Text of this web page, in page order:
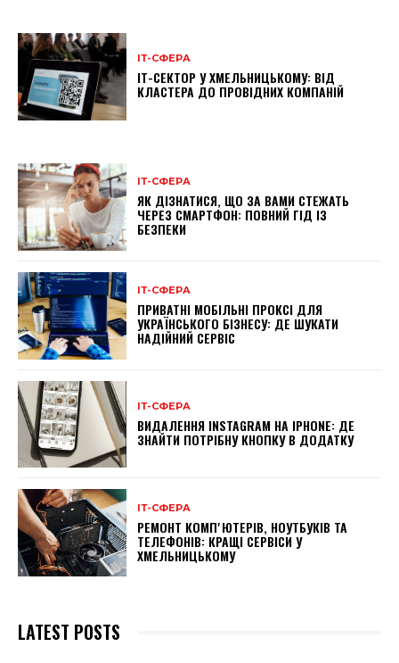
ІТ-СФЕРА
ІТ-СЕКТОР У ХМЕЛЬНИЦЬКОМУ: ВІД
КЛАСТЕРА ДО ПРОВІДНИХ КОМПАНІЙ
ІТ-СФЕРА
ЯК ДІЗНАТИСЯ, ЩО ЗА ВАМИ СТЕЖАТЬ
ЧЕРЕЗ СМАРТФОН: ПОВНИЙ ГІД ІЗ
БЕЗПЕКИ
ІТ-СФЕРА
ПРИВАТНІ МОБІЛЬНІ ПРОКСІ ДЛЯ
УКРАЇНСЬКОГО БІЗНЕСУ: ДЕ ШУКАТИ
НАДІЙНИЙ СЕРВІС
ІТ-СФЕРА
ВИДАЛЕННЯ INSTAGRAM НА IPHONE: ДЕ
ЗНАЙТИ ПОТРІБНУ КНОПКУ В ДОДАТКУ
ІТ-СФЕРА
РЕМОНТ КОМПʼЮТЕРІВ, НОУТБУКІВ ТА
ТЕЛЕФОНІВ: КРАЩІ СЕРВІСИ У
ХМЕЛЬНИЦЬКОМУ
LATEST POSTS